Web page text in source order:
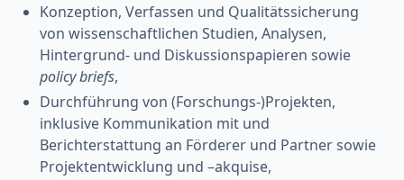
Konzeption, Verfassen und Qualitätssicherung
von wissenschaftlichen Studien, Analysen,
Hintergrund- und Diskussionspapieren sowie
policy briefs,
Durchführung von (Forschungs-)Projekten,
inklusive Kommunikation mit und
Berichterstattung an Förderer und Partner sowie
Projektentwicklung und –akquise,